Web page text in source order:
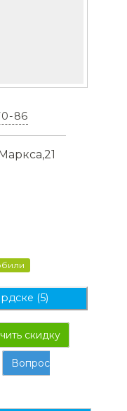
86
(5)
скидку
Вопрос